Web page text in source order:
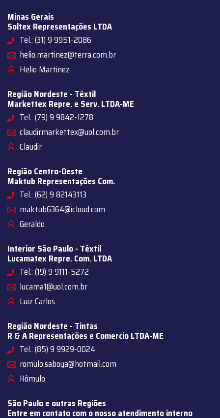
Minas Gerais
Soltex Representações LTDA
Tel.: (31) 9 9951-2086
helio.martinez@terra.com.br
Helio Martinez
Região Nordeste - Têxtil
Markettex Repre. e Serv. LTDA-ME
Tel.: (79) 9 9842-1278
claudirmarkettex@uol.com.br
Claudir
Região Centro-Oeste
Maktub Representações Com.
Tel.: (62) 9 82143113
maktub6364@icloud.com
Geraldo
Interior São Paulo - Têxtil
Lucamatex Repre. Com. LTDA
Tel.: (19) 9 9111-5272
lucama1@uol.com.br
Luiz Carlos
Região Nordeste - Tintas
R & A Representações e Comercio LTDA-ME
Tel.: (85) 9 9929-0024
romulo.saboya@hotmail.com
Rômulo
São Paulo e outras Regiões
Entre em contato com o nosso atendimento interno